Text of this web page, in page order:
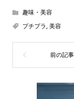
趣味・美容
プチプラ,美容